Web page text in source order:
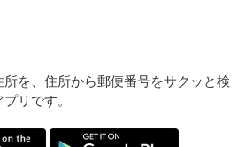
を、住所から郵便番号をサクッと検
リです。